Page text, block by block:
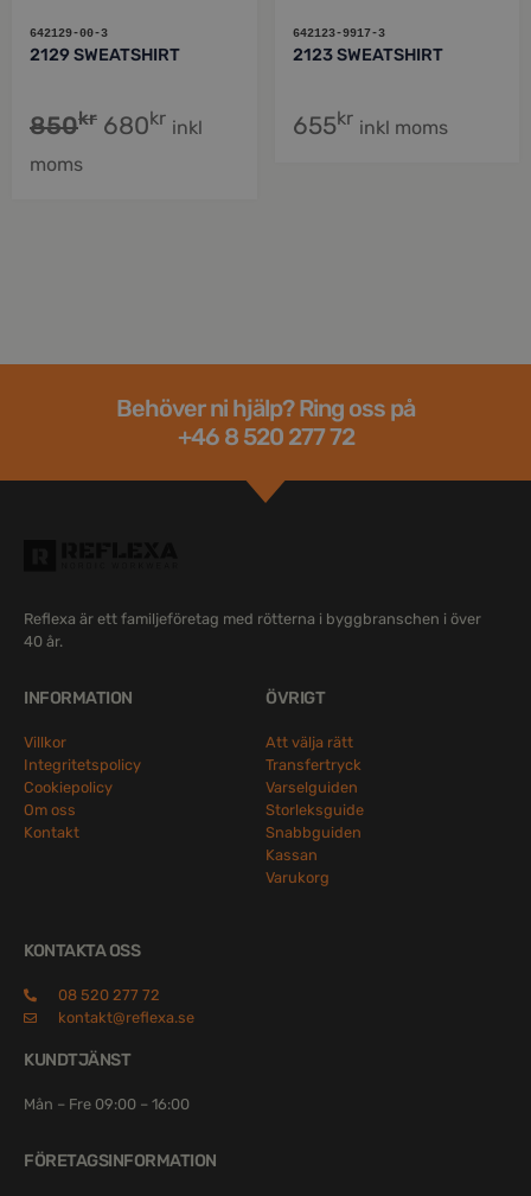
642129-00-3
2129 SWEATSHIRT
850kr 680kr inkl
moms
642123-9917-3
2123 SWEATSHIRT
655kr inkl moms
Behöver ni hjälp? Ring oss på
+46 8 520 277 72
Reflexa är ett familjeföretag med rötterna i byggbranschen i över
40 år.
INFORMATION
Villkor
Integritetspolicy
Cookiepolicy
Om oss
Kontakt
ÖVRIGT
Att välja rätt
Transfertryck
Varselguiden
Storleksguide
Snabbguiden
Kassan
Varukorg
KONTAKTA OSS
08 520 277 72
kontakt@reflexa.se
KUNDTJÄNST
Mån – Fre 09:00 – 16:00
FÖRETAGSINFORMATION